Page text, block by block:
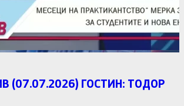
(07.07.2026) ГОСТИН: ТОДОР